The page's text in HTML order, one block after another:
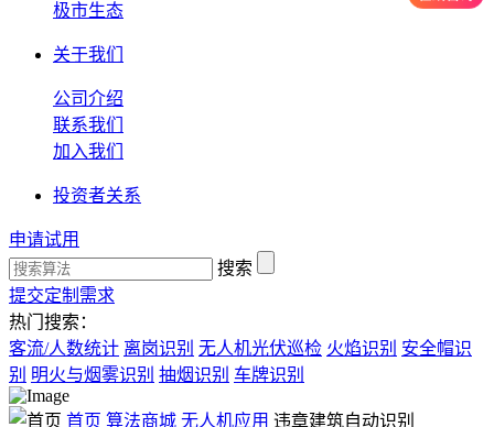
极市生态
关于我们
公司介绍
联系我们
加入我们
投资者关系
申请试用
搜索
提交定制需求
热门搜索：
客流/人数统计 离岗识别 无人机光伏巡检 火焰识别 安全帽识
别 明火与烟雾识别 抽烟识别 车牌识别
首页 算法商城 无人机应用 违章建筑自动识别